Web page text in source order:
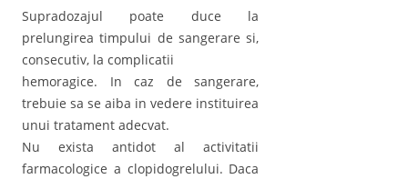
Supradozajul poate duce la
prelungirea timpului de sangerare si,
consecutiv, la complicatii
hemoragice. In caz de sangerare,
trebuie sa se aiba in vedere instituirea
unui tratament adecvat.
Nu exista antidot al activitatii
farmacologice a clopidogrelului. Daca